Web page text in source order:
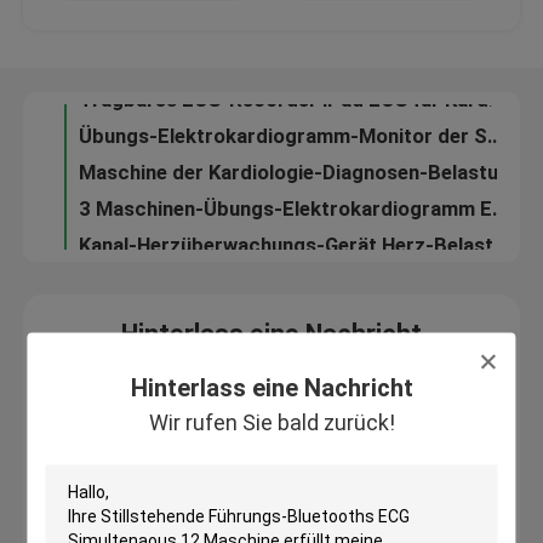
Hinterlass eine Nachricht
Wir rufen Sie bald zurück!
Qualitätskontrolle
Treten Sie mit uns in Verbindung
Company News
Hand-ecg Maschine
Hinterlass eine Nachricht